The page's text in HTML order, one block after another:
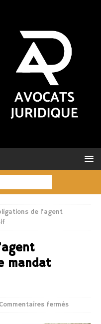
de l’agent
mandat
Commentaires fermés